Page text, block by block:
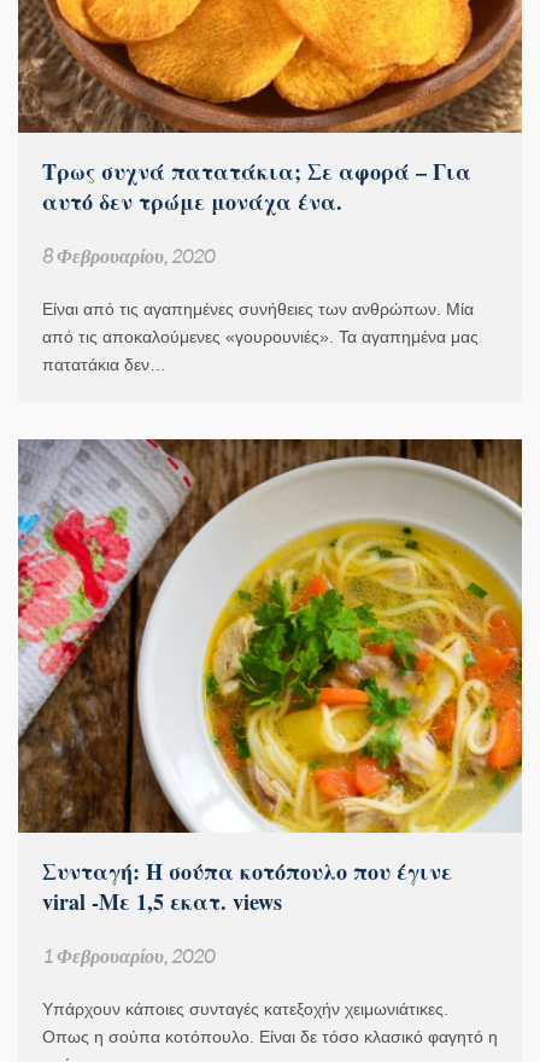
Τρως συχνά πατατάκια; Σε αφορά – Για
αυτό δεν τρώμε μονάχα ένα.
8 Φεβρουαρίου, 2020
Είναι από τις αγαπημένες συνήθειες των ανθρώπων. Μία
από τις αποκαλούμενες «γουρουνιές». Τα αγαπημένα μας
πατατάκια δεν…
Συνταγή: Η σούπα κοτόπουλο που έγινε
viral -Με 1,5 εκατ. views
1 Φεβρουαρίου, 2020
Υπάρχουν κάποιες συνταγές κατεξοχήν χειμωνιάτικες.
Οπως η σούπα κοτόπουλο. Είναι δε τόσο κλασικό φαγητό η